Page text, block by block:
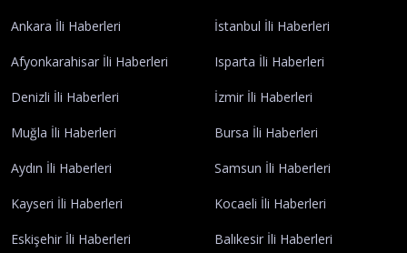
Ankara İli Haberleri İstanbul İli Haberleri
Afyonkarahisar İli Haberleri Isparta İli Haberleri
Denizli İli Haberleri İzmir İli Haberleri
Muğla İli Haberleri Bursa İli Haberleri
Aydın İli Haberleri Samsun İli Haberleri
Kayseri İli Haberleri Kocaeli İli Haberleri
Eskişehir İli Haberleri Balıkesir İli Haberleri